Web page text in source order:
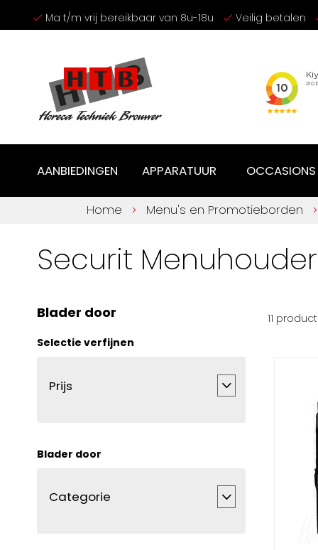
Ga
naar
Ma t/m vrij bereikbaar van 8u-18u Veilig betalen
AANBIEDINGEN APPARATUUR OCCASIONS
Home Menu's en Promotieborden
Securit
Blader door
Selectie verfijnen
Prijs
Blader door
Categorie
11